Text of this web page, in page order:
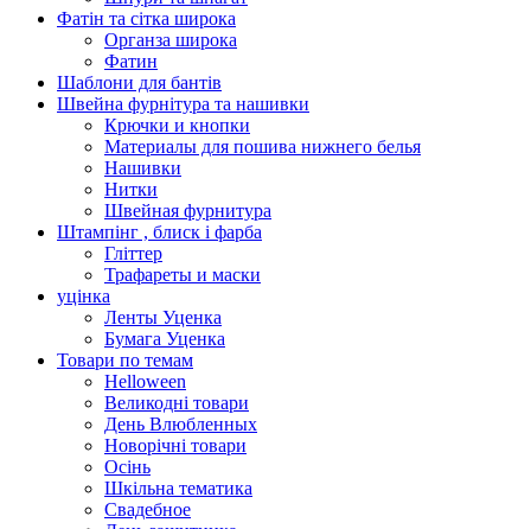
Фатін та сітка широка
Органза широка
Фатин
Шаблони для бантів
Швейна фурнітура та нашивки
Крючки и кнопки
Материалы для пошива нижнего белья
Нашивки
Нитки
Швейная фурнитура
Штампінг , блиск і фарба
Гліттер
Трафареты и маски
уцінка
Ленты Уценка
Бумага Уценка
Товари по темам
Helloween
Великодні товари
День Влюбленных
Новорічні товари
Осінь
Шкільна тематика
Свадебное